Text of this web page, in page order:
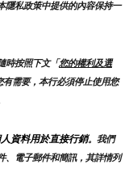
隱私政策中提供的內容保持一
時按照下文「您的權利及選
有需要，本行必須停止使用您
資料用於直接行銷。我們
、電子郵件和簡訊，其詳情列